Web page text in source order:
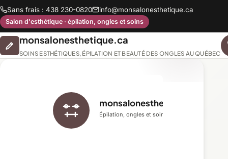
Sans frais : 438 230-0820 info@monsalonesthetique.ca
Salon d'esthétique · épilation, ongles et soins
monsalonesthetique.ca
SOINS ESTHÉTIQUES, ÉPILATION ET BEAUTÉ DES ONGLES AU QUÉBEC
monsalonesthetique.ca
Épilation, ongles et soins du visage